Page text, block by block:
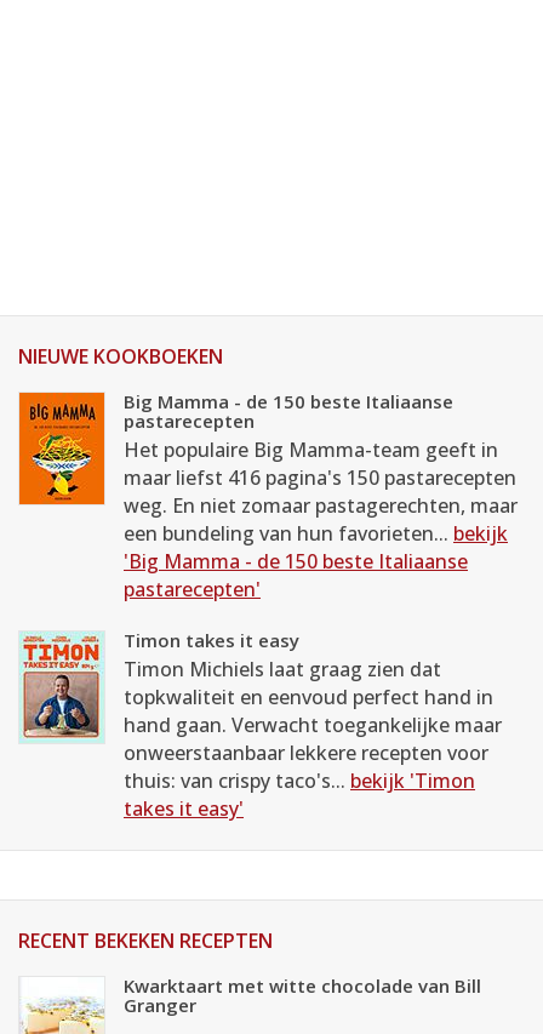
NIEUWE KOOKBOEKEN
Big Mamma - de 150 beste Italiaanse
pastarecepten
Het populaire Big Mamma-team geeft in
maar liefst 416 pagina's 150 pastarecepten
weg. En niet zomaar pastagerechten, maar
een bundeling van hun favorieten... bekijk
'Big Mamma - de 150 beste Italiaanse
pastarecepten'
Timon takes it easy
Timon Michiels laat graag zien dat
topkwaliteit en eenvoud perfect hand in
hand gaan. Verwacht toegankelijke maar
onweerstaanbaar lekkere recepten voor
thuis: van crispy taco's... bekijk 'Timon
takes it easy'
RECENT BEKEKEN RECEPTEN
Kwarktaart met witte chocolade van Bill
Granger